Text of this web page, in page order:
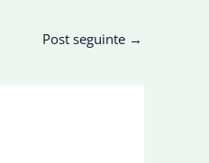
Post seguinte →